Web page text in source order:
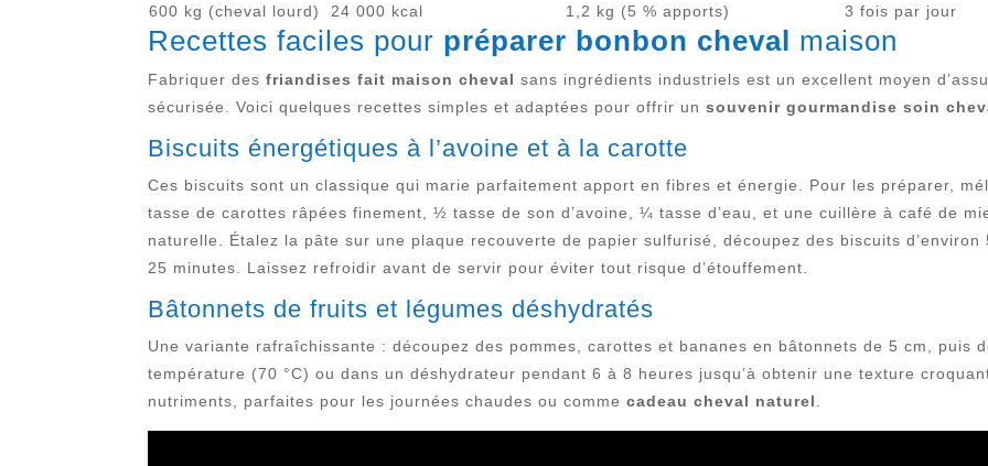
600 kg (cheval lourd)
24 000 kcal 1,2 kg (5 % apports) 3 fois par jour
Recettes faciles pour préparer bonbon cheval maison
Fabriquer desfriandises fait maison cheval sans ingrédients industriels est un excellent moyen
sécurisée. Voici quelques recettes simples et adaptées pour offrir unsouvenir gourmandise soin
Biscuits énergétiques à l’avoine et à la carotte
Ces biscuits sont un classique qui marie parfaitement apport en fibres et énergie. Pour les préparer,
tasse de carottes râpées finement, ½ tasse de son d’avoine, ¼ tasse d’eau, et une cuillère à café de
naturelle. Étalez la pâte sur une plaque recouverte de papier sulfurisé, découpez des biscuits
25 minutes. Laissez refroidir avant de servir pour éviter tout risque d’étouffement.
Bâtonnets de fruits et légumes déshydratés
Une variante rafraîchissante : découpez des pommes, carottes et bananes en bâtonnets de 5 cm, puis
température (70 °C) ou dans un déshydrateur pendant 6 à 8 heures jusqu’à obtenir une texture
nutriments, parfaites pour les journées chaudes ou commecadeau cheval naturel